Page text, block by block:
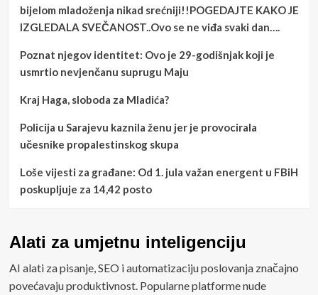
bijelom mladoženja nikad srećniji!!POGEDAJTE KAKO JE
IZGLEDALA SVEČANOST..Ovo se ne viđa svaki dan….
Poznat njegov identitet: Ovo je 29-godišnjak koji je
usmrtio nevjenčanu suprugu Maju
Kraj Haga, sloboda za Mladića?
Policija u Sarajevu kaznila ženu jer je provocirala
učesnike propalestinskog skupa
Loše vijesti za građane: Od 1. jula važan energent u FBiH
poskupljuje za 14,42 posto
Alati za umjetnu inteligenciju
AI alati za pisanje, SEO i automatizaciju poslovanja značajno
povećavaju produktivnost. Popularne platforme nude